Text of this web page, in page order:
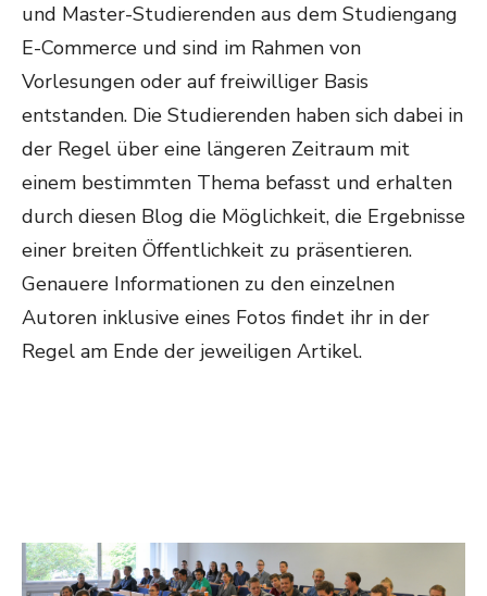
und Master-Studierenden aus dem Studiengang
E-Commerce und sind im Rahmen von
Vorlesungen oder auf freiwilliger Basis
entstanden. Die Studierenden haben sich dabei in
der Regel über eine längeren Zeitraum mit
einem bestimmten Thema befasst und erhalten
durch diesen Blog die Möglichkeit, die Ergebnisse
einer breiten Öffentlichkeit zu präsentieren.
Genauere Informationen zu den einzelnen
Autoren inklusive eines Fotos findet ihr in der
Regel am Ende der jeweiligen Artikel.